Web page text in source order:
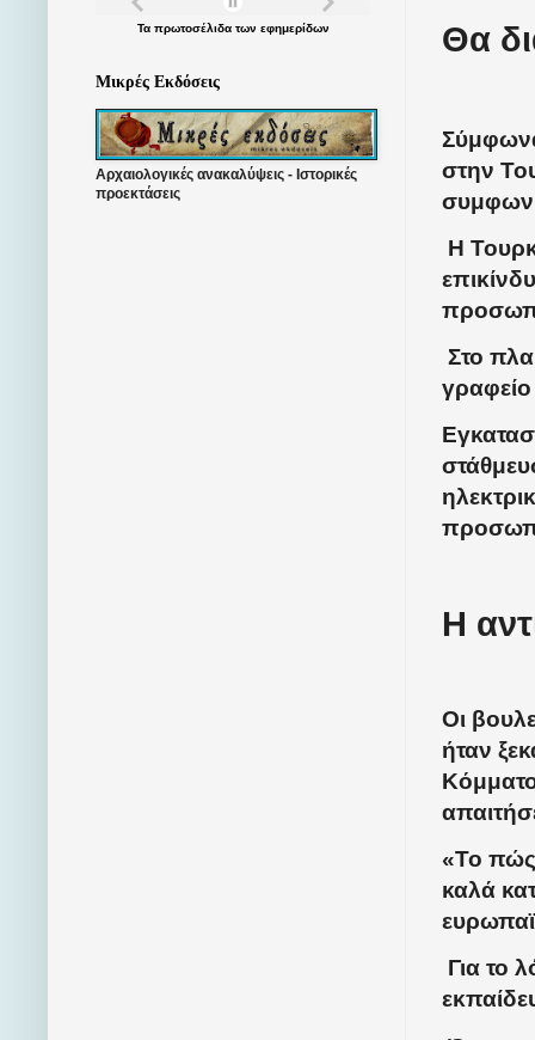
Θα
στην
Η
Στο
Η
Οι
ήταν
«Το πώς
καλά
Για το
Τα πρωτοσέλιδατων εφημερίδων
Μικρές Εκδόσεις
Αρχαιολογικές ανακαλύψεις - Ιστορικές
προεκτάσεις